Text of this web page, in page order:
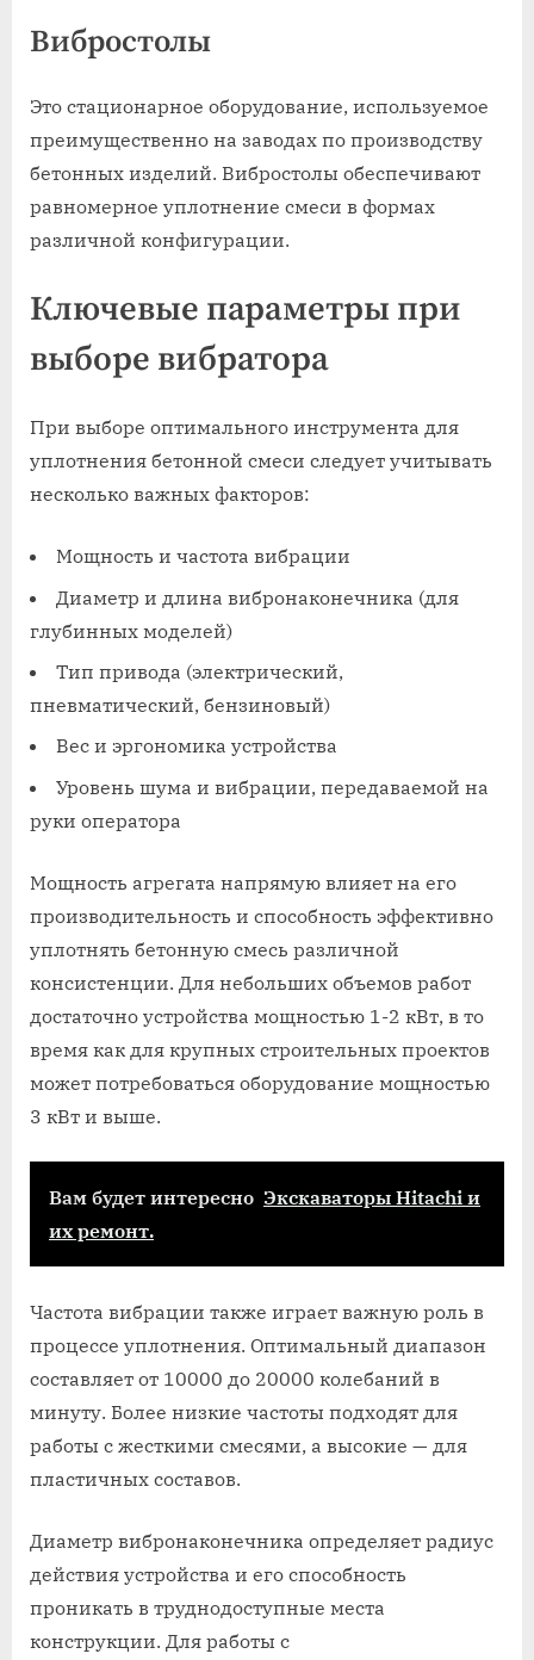
Вибростолы
Это стационарное оборудование, используемое
преимущественно на заводах по производству
бетонных изделий. Вибростолы обеспечивают
равномерное уплотнение смеси в формах
различной конфигурации.
Ключевые параметры при
выборе вибратора
При выборе оптимального инструмента для
уплотнения бетонной смеси следует учитывать
несколько важных факторов:
Мощность и частота вибрации
Диаметр и длина вибронаконечника (для
глубинных моделей)
Тип привода (электрический,
пневматический, бензиновый)
Вес и эргономика устройства
Уровень шума и вибрации, передаваемой на
руки оператора
Мощность агрегата напрямую влияет на его
производительность и способность эффективно
уплотнять бетонную смесь различной
консистенции. Для небольших объемов работ
достаточно устройства мощностью 1-2 кВт, в то
время как для крупных строительных проектов
может потребоваться оборудование мощностью
3 кВт и выше.
Вам будет интересно Экскаваторы Hitachi и
их ремонт.
Частота вибрации также играет важную роль в
процессе уплотнения. Оптимальный диапазон
составляет от 10000 до 20000 колебаний в
минуту. Более низкие частоты подходят для
работы с жесткими смесями, а высокие — для
пластичных составов.
Диаметр вибронаконечника определяет радиус
действия устройства и его способность
проникать в труднодоступные места
конструкции. Для работы с